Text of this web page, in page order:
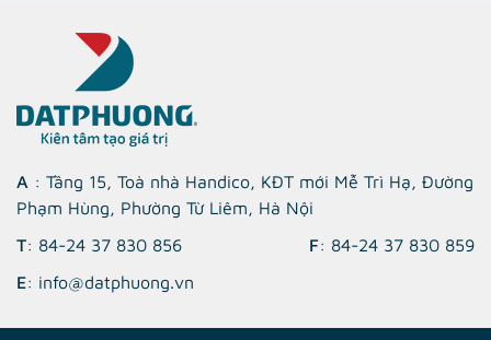
A : Tầng 15, Toà nhà Handico, KĐT mới Mễ Trì Hạ, Đường
Phạm Hùng, Phường Từ Liêm, Hà Nội
T: 84-24 37 830 856 F: 84-24 37 830 859
E: info@datphuong.vn